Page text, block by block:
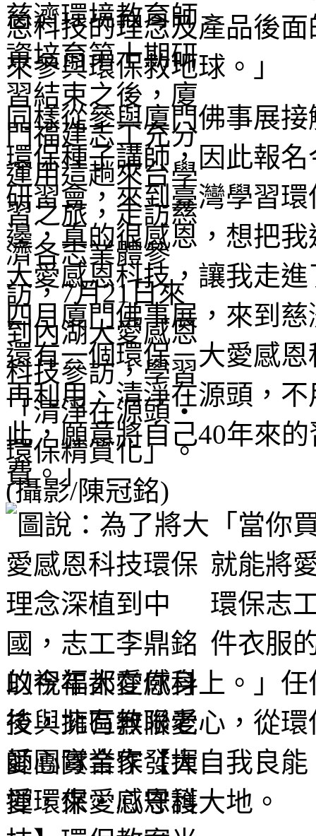
恩科技的理念及產品後
來參與環保救地球。」
同樣從參與廈門佛事展
環保種子講師，因此報
研習會，來到臺灣學習
邊，真的很感恩，想把
大愛感恩科技，讓我走
四月廈門佛事展，來到
還有一個環保－大愛感
再利用、清淨在源頭，
此，願意將自己40年來
費。」
「當你
就能將
環保志
件衣服
的祝福都在你身上。」
後，擁有無限愛心，從
愛心實業家發揮自我良
揮，來愛心守護大地。